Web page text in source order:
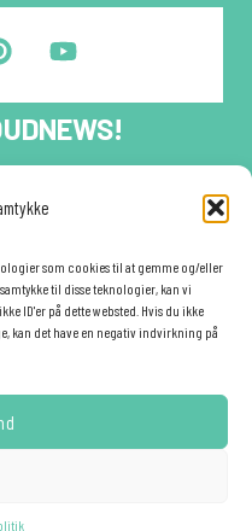
som cookies til at gemme og/eller
til disse teknologier, kan vi
ID'er på dette websted. Hvis du ikke
kan det have en negativ indvirkning på
Y
o
t
u
b
din indbakke.🎉
❤️